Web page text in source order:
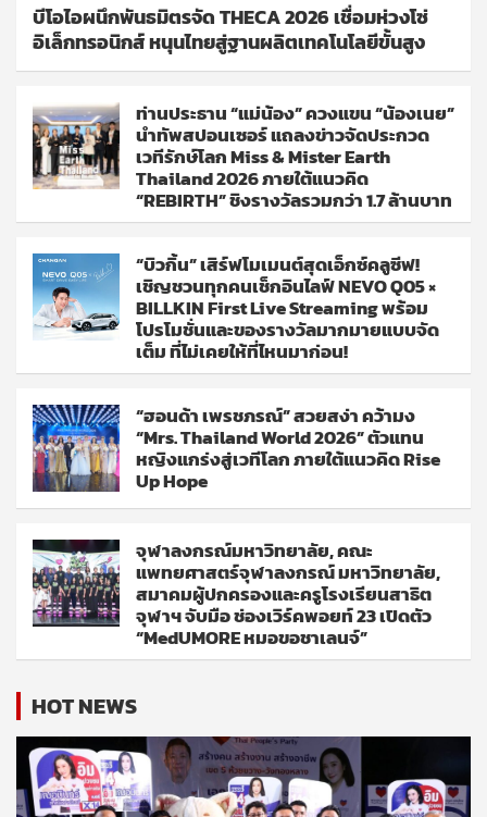
บีโอไอผนึกพันธมิตรจัด THECA 2026 เชื่อมห่วงโซ่
อิเล็กทรอนิกส์ หนุนไทยสู่ฐานผลิตเทคโนโลยีขั้นสูง
ท่านประธาน “แม่น้อง” ควงแขน “น้องเนย”
นำทัพสปอนเซอร์ แถลงข่าวจัดประกวด
เวทีรักษ์โลก Miss & Mister Earth
Thailand 2026 ภายใต้แนวคิด
“REBIRTH” ชิงรางวัลรวมกว่า 1.7 ล้านบาท
“บิวกิ้น” เสิร์ฟโมเมนต์สุดเอ็กซ์คลูซีฟ!
เชิญชวนทุกคนเช็กอินไลฟ์ NEVO Q05 ×
BILLKIN First Live Streaming พร้อม
โปรโมชั่นและของรางวัลมากมายแบบจัด
เต็ม ที่ไม่เคยให้ที่ไหนมาก่อน!
“ฮอนด้า เพรชภรณ์” สวยสง่า คว้ามง
“Mrs. Thailand World 2026” ตัวแทน
หญิงแกร่งสู่เวทีโลก ภายใต้แนวคิด Rise
Up Hope
จุฬาลงกรณ์มหาวิทยาลัย, คณะ
แพทยศาสตร์จุฬาลงกรณ์ มหาวิทยาลัย,
สมาคมผู้ปกครองและครูโรงเรียนสาธิต
จุฬาฯ จับมือ ช่องเวิร์คพอยท์ 23 เปิดตัว
“MedUMORE หมอขอชาเลนจ์”
HOT NEWS